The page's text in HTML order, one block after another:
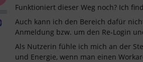
Funktioniert dieser Weg noch? Ich
Auch kann ich den Bereich dafür
Anmeldung bzw. um den Re-Login
Als Nutzerin fühle ich mich an der
und Energie, wenn man einen